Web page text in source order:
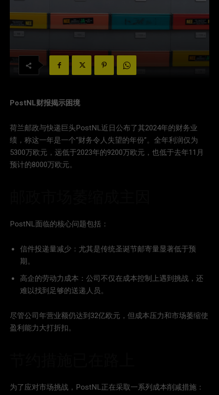
PostNL财报揭示困境
荷兰邮政与快递巨头PostNL近日公布了其2024年的财务业
绩，称这一年是一个“财务令人失望的年份”。全年利润仅为
5300万欧元，远低于2023年的9200万欧元，也低于去年11月
预计的8000万欧元。
PostNL面临的核心问题包括：
信件投递量减少：尤其是传统圣诞节邮寄量显著低于预
期。
高企的劳动力成本：公司不仅在成本控制上遇到挑战，还
难以找到足够的送递人员。
尽管公司年营业额仍达到32亿欧元，但成本压力和市场萎缩使
盈利能力大打折扣。
为了应对市场挑战，PostNL正在采取一系列成本削减措施：